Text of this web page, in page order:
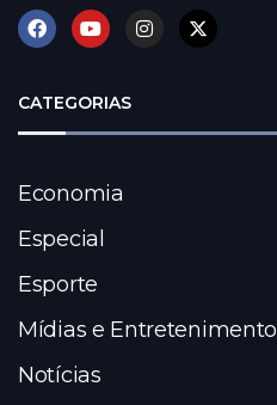
CATEGORIAS
Economia
Especial
Esporte
Mídias e Entretenimento
Notícias